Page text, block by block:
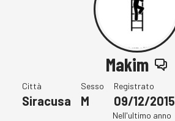
Makim
Città
Siracusa
Sesso
M
Registrato
09/12/2015
Nell'ultimo anno